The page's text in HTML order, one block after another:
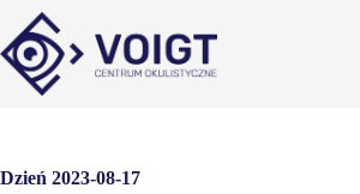
Dzień 2023-08-17